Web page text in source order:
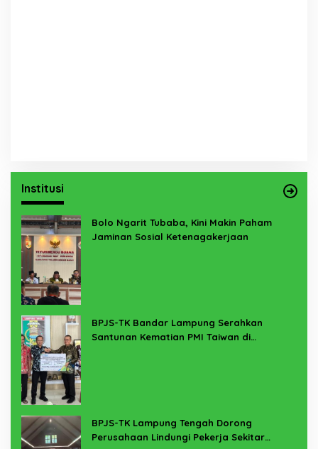
Institusi
Bolo Ngarit Tubaba, Kini Makin Paham
Jaminan Sosial Ketenagakerjaan
BPJS-TK Bandar Lampung Serahkan
Santunan Kematian PMI Taiwan di
BPJS-TK Lampung Tengah Dorong
Perusahaan Lindungi Pekerja Sekitar